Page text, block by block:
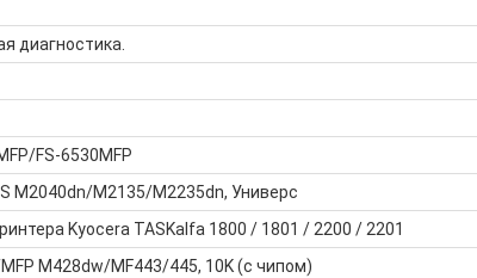
диагностика.
FS-6530MFP
M2040dn/M2135/M2235dn, Универс
Kyocera TASKalfa 1800 / 1801 / 2200 / 2201
M428dw/MF443/445, 10K (с чипом)